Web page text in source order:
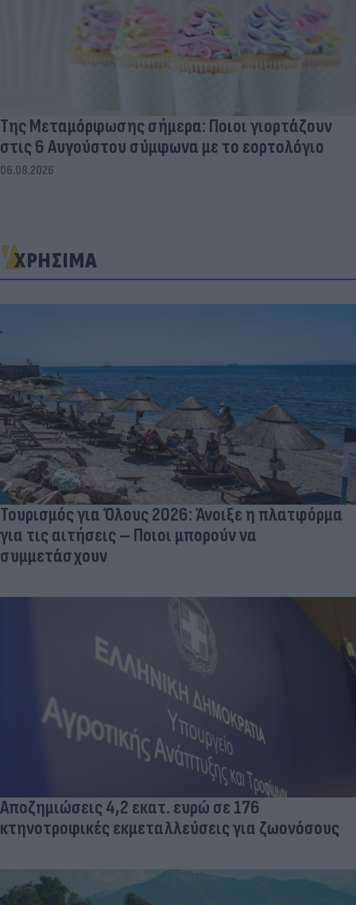
Της Μεταμόρφωσης σήμερα: Ποιοι γιορτάζουν
στις 6 Αυγούστου σύμφωνα με το εορτολόγιο
06.08.2026
ΧΡΗΣΙΜΑ
Τουρισμός για Όλους 2026: Άνοιξε η πλατφόρμα
για τις αιτήσεις – Ποιοι μπορούν να
συμμετάσχουν
Αποζημιώσεις 4,2 εκατ. ευρώ σε 176
κτηνοτροφικές εκμεταλλεύσεις για ζωονόσους